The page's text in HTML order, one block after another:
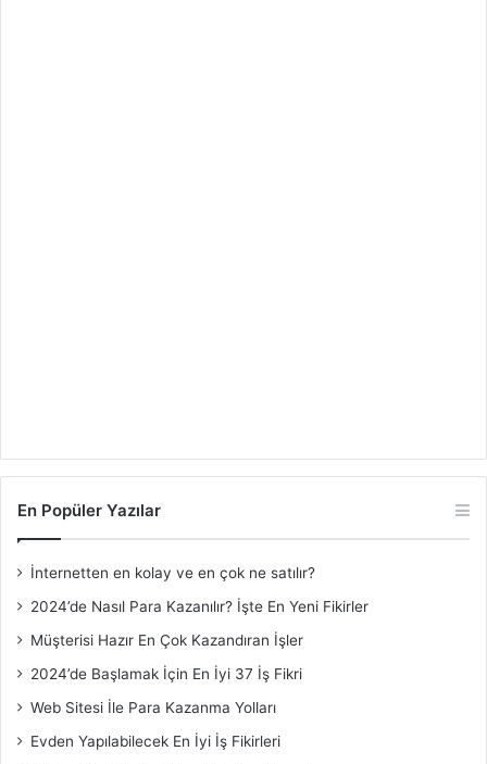
En Popüler Yazılar
İnternetten en kolay ve en çok ne satılır?
2024’de Nasıl Para Kazanılır? İşte En Yeni Fikirler
Müşterisi Hazır En Çok Kazandıran İşler
2024’de Başlamak İçin En İyi 37 İş Fikri
Web Sitesi İle Para Kazanma Yolları
Evden Yapılabilecek En İyi İş Fikirleri